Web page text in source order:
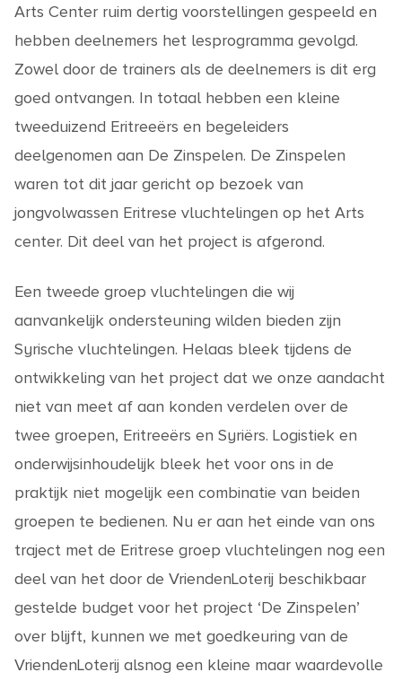
Arts Center ruim dertig voorstellingen gespeeld en
hebben deelnemers het lesprogramma gevolgd.
Zowel door de trainers als de deelnemers is dit erg
goed ontvangen. In totaal hebben een kleine
tweeduizend Eritreeërs en begeleiders
deelgenomen aan De Zinspelen. De Zinspelen
waren tot dit jaar gericht op bezoek van
jongvolwassen Eritrese vluchtelingen op het Arts
center. Dit deel van het project is afgerond.
Een tweede groep vluchtelingen die wij
aanvankelijk ondersteuning wilden bieden zijn
Syrische vluchtelingen. Helaas bleek tijdens de
ontwikkeling van het project dat we onze aandacht
niet van meet af aan konden verdelen over de
twee groepen, Eritreeërs en Syriërs. Logistiek en
onderwijsinhoudelijk bleek het voor ons in de
praktijk niet mogelijk een combinatie van beiden
groepen te bedienen. Nu er aan het einde van ons
traject met de Eritrese groep vluchtelingen nog een
deel van het door de VriendenLoterij beschikbaar
gestelde budget voor het project ‘De Zinspelen’
over blijft, kunnen we met goedkeuring van de
VriendenLoterij alsnog een kleine maar waardevolle